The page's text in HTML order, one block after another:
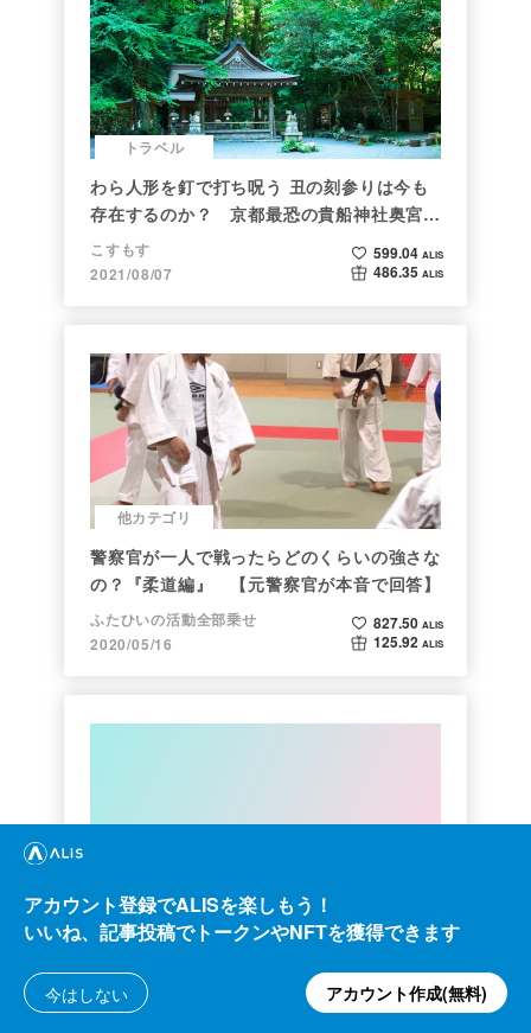
トラベル
わら人形を釘で打ち呪う 丑の刻参りは今も
存在するのか？ 京都最恐の貴船神社奥宮を
調べた
こすもす
2021/08/07
599.04 ALIS
486.35 ALIS
他カテゴリ
警察官が一人で戦ったらどのくらいの強さな
の？『柔道編』 【元警察官が本音で回答】
ふたひいの活動全部乗せ
2020/05/16
827.50 ALIS
125.92 ALIS
約２年間ブロックチェ－ンゲームをして
kaya
2021/10/06
1.16kALIS
161.20ALIS
アカウント登録でALISを楽しもう！
いいね、記事投稿でトークンやNFTを獲得できます
今はしない アカウント作成(無料)